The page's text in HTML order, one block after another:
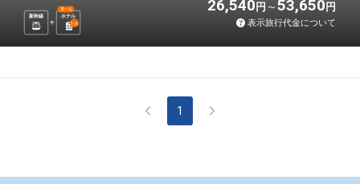
新幹線 ホテル
選べる
1 泊
26,540 円 53,650 円
表示旅行代金について
1